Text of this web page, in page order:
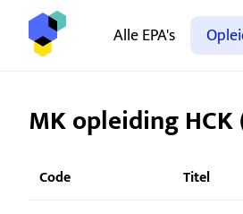
Alle EPA's
MK opleiding HCK
Code Titel